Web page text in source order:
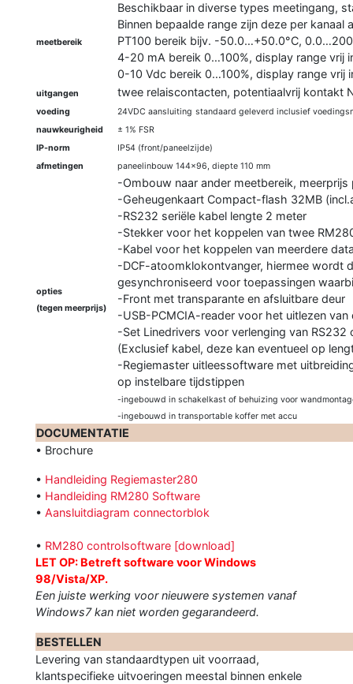
meetbereik
Beschikbaar in diverse types meetingang,
Binnen bepaalde range zijn deze per kanaal
PT100 bereik bijv. -50.0…+50.0°C,
4-20 mA bereik 0…100%, display range vrij
0-10 Vdc bereik 0…100%, display range vrij
uitgangen twee relaiscontacten, potentiaalvrij kontakt
voeding 24VDC aansluiting standaard geleverd inclusief
nauwkeurigheid
± 1% FSR
IP-norm
IP54 (front/paneelzijde)
afmetingen
paneelinbouw 144×96, diepte 110 mm
opties
(tegen meerprijs)
-Ombouw naar ander meetbereik, meerprijs
-Geheugenkaart Compact-flash 32MB
-RS232 seriële kabel lengte 2 meter
-Stekker voor het koppelen van twee
-Kabel voor het koppelen van meerdere
-DCF-atoomklokontvanger, hiermee wordt
gesynchroniseerd voor toepassingen
-Front met transparante en afsluitbare deur
-USB-PCMCIA-reader voor het uitlezen van
-Set Linedrivers voor verlenging van
(Exclusief kabel, deze kan eventueel op
-Regiemaster uitleessoftware met
op instelbare tijdstippen
-ingebouwd in schakelkast of behuizing voor
-ingebouwd in transportable koffer met accu
DOCUMENTATIE
• Brochure
• Handleiding Regiemaster280
• Handleiding RM280 Software
• Aansluitdiagram connectorblok
• RM280 controlsoftware [download]
LET OP: Betreft software voor Windows
98/Vista/XP.
Een juiste werking voor nieuwere systemen vanaf
Windows7 kan niet worden gegarandeerd.
BESTELLEN
Levering van standaardtypen uit voorraad,
klantspecifieke uitvoeringen meestal binnen enkele